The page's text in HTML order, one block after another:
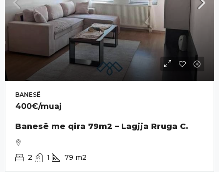
BANESË
400€/muaj
Banesë me qira 79m2 – Lagjja Rruga C.
2 1 79 m2